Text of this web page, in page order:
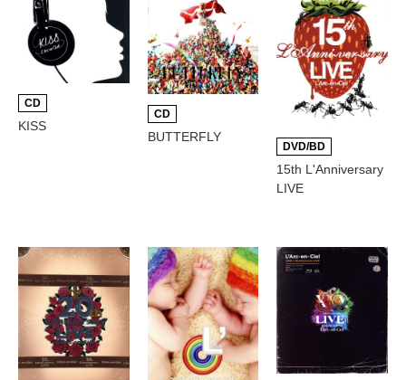
CD
KISS
CD
BUTTERFLY
DVD/BD
15th L'Anniversary
LIVE